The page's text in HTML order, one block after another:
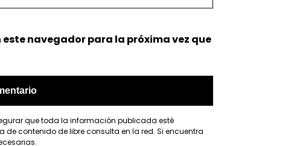
navegador para la próxima vez que
que toda la información publicada esté
contenido de libre consulta en la red. Si encuentra